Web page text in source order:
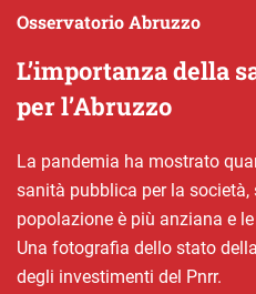
L’importanza della
per l’Abruzzo
Osservatorio Abruzzo
La pandemia ha mostrato
sanità pubblica per la
popolazione è più anziana e
Una fotografia dello stato
degli investimenti del Pnrr.